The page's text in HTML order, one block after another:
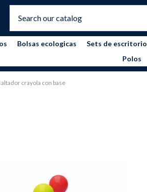
Bolsas ecologicas Sets de escritorio
Polos
crayola con base